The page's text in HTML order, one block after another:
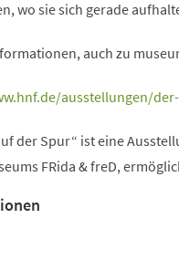
wo sie sich gerade
auch zu
ausstellungen/
der Spur“ ist eine
FRida & freD,